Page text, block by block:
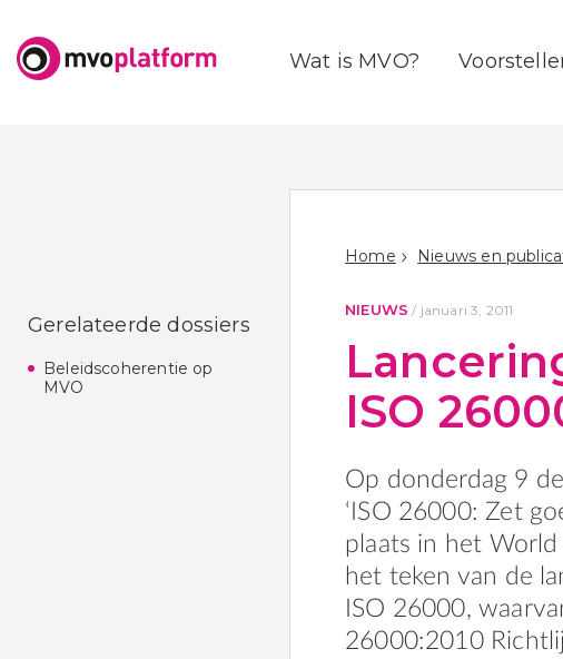
Wat is MVO?
Gerelateerde dossiers
Beleidscoherentie op
MVO
Home Nieuws en
NIEUWS / januari 3, 2011
ISO
Op donderdag 9
‘ISO 26000: Zet
plaats in het
het teken van de
ISO 26000,
26000:2010